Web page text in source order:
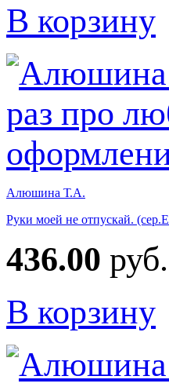
В корзину
Алюшина Т.А.
Руки моей не отпускай.
436.00 руб.
В корзину